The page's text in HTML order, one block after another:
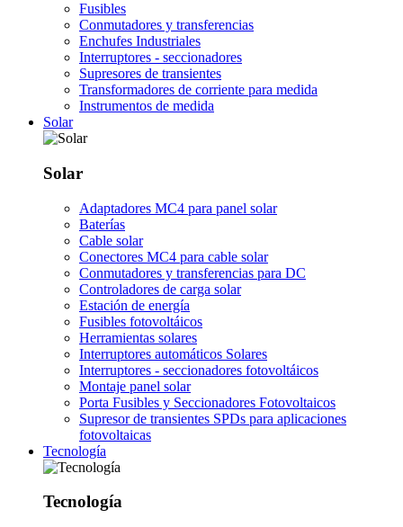
Fusibles
Conmutadores y transferencias
Enchufes Industriales
Interruptores - seccionadores
Supresores de transientes
Transformadores de corriente para medida
Instrumentos de medida
Solar
Solar
Adaptadores MC4 para panel solar
Baterías
Cable solar
Conectores MC4 para cable solar
Conmutadores y transferencias para DC
Controladores de carga solar
Estación de energía
Fusibles fotovoltáicos
Herramientas solares
Interruptores automáticos Solares
Interruptores - seccionadores fotovoltáicos
Montaje panel solar
Porta Fusibles y Seccionadores Fotovoltaicos
Supresor de transientes SPDs para aplicaciones
fotovoltaicas
Tecnología
Tecnología